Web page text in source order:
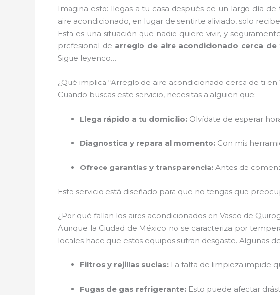
Imagina esto: llegas a tu casa después de un largo día
aire acondicionado, en lugar de sentirte aliviado, solo
Esta es una situación que nadie quiere vivir, y
profesional de arreglo de aire acondicionado cerca de
Sigue leyendo…
¿Qué implica “Arreglo de aire acondicionado cerca de ti en
Cuando buscas este servicio, necesitas a alguien que:
Llega rápido a tu domicilio: Olvídate de esperar
Diagnostica y repara al momento: Con mis
Ofrece garantías y transparencia: Antes de
Este servicio está diseñado para que no tengas que
¿Por qué fallan los aires acondicionados en Vasco de
Aunque la Ciudad de México no se caracteriza por
locales hace que estos equipos sufran desgaste. Algunas
Filtros y rejillas sucias: La falta de limpieza impide
Fugas de gas refrigerante: Esto puede afectar